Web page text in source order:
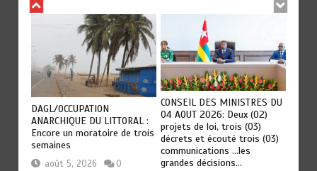
DAGL/OCCUPATION
ANARCHIQUE DU LITTORAL :
Encore un moratoire de trois
semaines
août 5, 2026 0
CONSEIL DES MINISTRES DU
04 AOUT 2026: Deux (02)
projets de loi, trois (03)
décrets et écouté trois (03)
communications …les
grandes décisions…